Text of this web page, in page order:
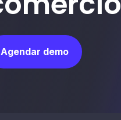
Agendar demo